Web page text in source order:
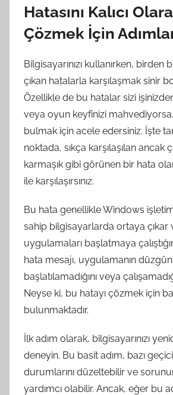
Hatasını Kalıcı
Çözmek İçin
Bilgisayarınızı kullanırken, birden
çıkan hatalarla karşılaşmak sinir
Özellikle de bu hatalar sizi
veya oyun keyfinizi
bulmak için acele edersiniz. İşte
noktada, sıkça karşılaşılan ancak
karmaşık gibi görünen bir hata
ile karşılaşırsınız.
Bu hata genellikle Windows
sahip bilgisayarlarda ortaya çıkar
uygulamaları başlatmaya
hata mesajı, uygulamanın
başlatılamadığını veya
Neyse ki, bu hatayı çözmek için
bulunmaktadır.
İlk adım olarak, bilgisayarınızı
deneyin. Bu basit adım, bazı
durumlarını düzeltebilir ve
yardımcı olabilir. Ancak, eğer bu